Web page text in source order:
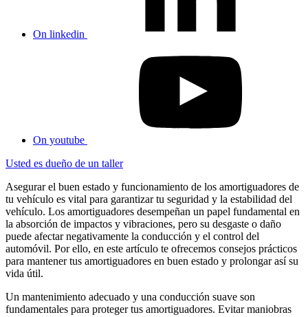
On linkedin
On youtube
Usted es dueño de un taller
Asegurar el buen estado y funcionamiento de los amortiguadores de
tu vehículo es vital para garantizar tu seguridad y la estabilidad del
vehículo. Los amortiguadores desempeñan un papel fundamental en
la absorción de impactos y vibraciones, pero su desgaste o daño
puede afectar negativamente la conducción y el control del
automóvil. Por ello, en este artículo te ofrecemos consejos prácticos
para mantener tus amortiguadores en buen estado y prolongar así su
vida útil.
Un mantenimiento adecuado y una conducción suave son
fundamentales para proteger tus amortiguadores. Evitar maniobras